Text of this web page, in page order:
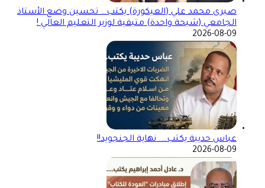
صبرى محمد علي (العيكورة) يكتب… تحسين وضع الأستاذ
الجامعي (شبحة واحدة) متبقية لوزير التعليم العالي !
2026-08-09
عباس حديبة يكتب…. نهاية الجنجويد!!
2026-08-09